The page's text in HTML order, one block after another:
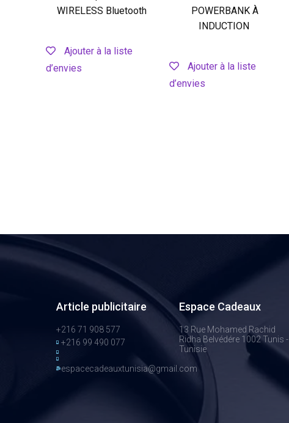
WIRELESS Bluetooth
Ajouter à la liste
d’envies
POWERBANK À
INDUCTION
Ajouter à la liste
d’envies
Article publicitaire
+216 71 908 577
+216 99 490 077
espacecadeauxtunisia@gmail.com
Espace Cadeaux
13 Rue Mohamed Rachid
Ridha Belvédére 1002 Tunis -
Tunisie